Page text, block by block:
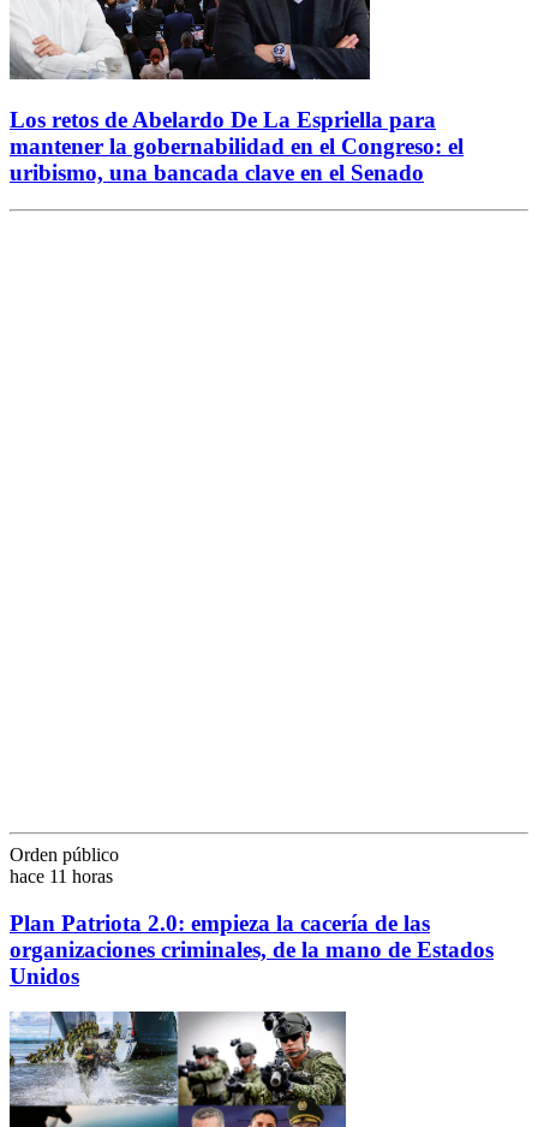
Los retos de Abelardo De La Espriella para
mantener la gobernabilidad en el Congreso: el
uribismo, una bancada clave en el Senado
Orden público
hace 11 horas
Plan Patriota 2.0: empieza la cacería de las
organizaciones criminales, de la mano de Estados
Unidos